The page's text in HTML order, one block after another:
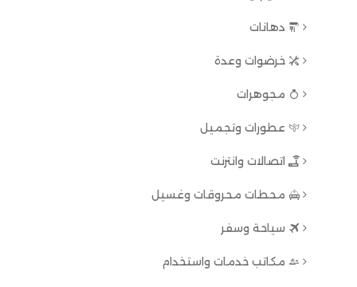
دهانات
خرضوات وعدة
مجوهرات
عطورات وتجميل
اتصالات وانترنت
محطات محروقات وغسيل
سياحة وسفر
مكاتب خدمات واستخدام